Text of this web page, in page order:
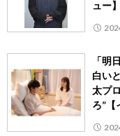
ュー】
「明
白い
太プ
ろ”【